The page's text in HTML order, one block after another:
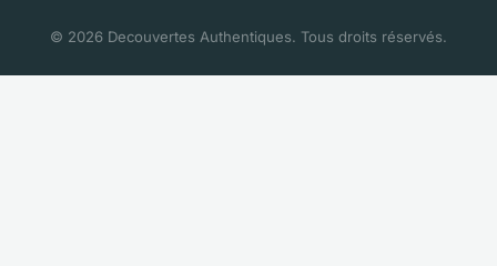
© 2026 Decouvertes Authentiques. Tous droits réservés.